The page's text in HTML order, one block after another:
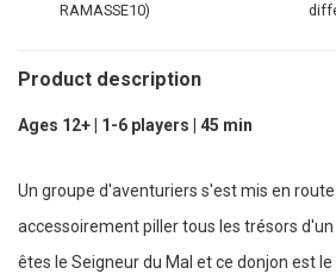
RAMASSE10)
Product description
Ages 12+ | 1-6 players | 45 min
Un groupe d'aventuriers s'est mis en
accessoirement piller tous les trésors d'un
êtes le Seigneur du Mal et ce donjon est